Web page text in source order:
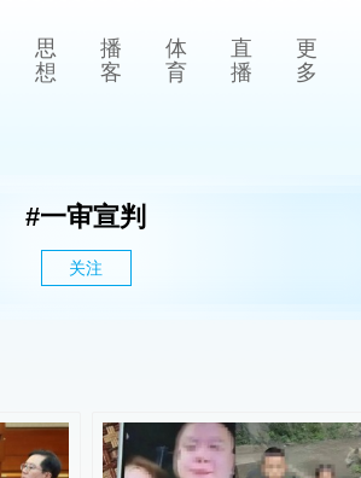
思
想
播
客
体
育
直
播
更
多
#一审宣判
关注